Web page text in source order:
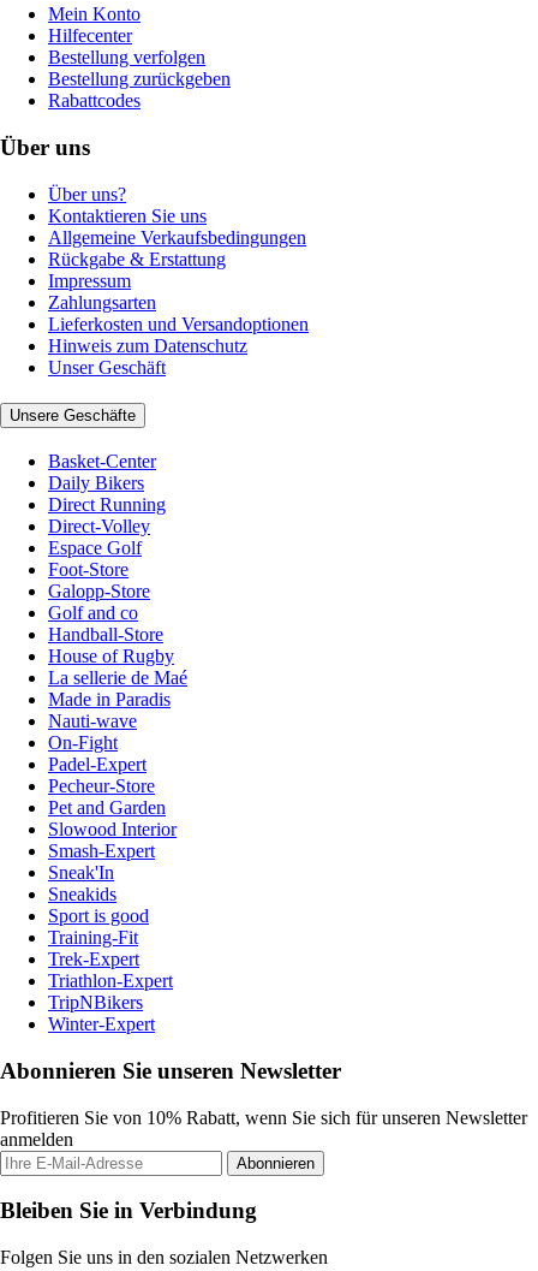
Mein Konto
Hilfecenter
Bestellung verfolgen
Bestellung zurückgeben
Rabattcodes
Über uns
Über uns?
Kontaktieren Sie uns
Allgemeine Verkaufsbedingungen
Rückgabe & Erstattung
Impressum
Zahlungsarten
Lieferkosten und Versandoptionen
Hinweis zum Datenschutz
Unser Geschäft
Unsere Geschäfte
Basket-Center
Daily Bikers
Direct Running
Direct-Volley
Espace Golf
Foot-Store
Galopp-Store
Golf and co
Handball-Store
House of Rugby
La sellerie de Maé
Made in Paradis
Nauti-wave
On-Fight
Padel-Expert
Pecheur-Store
Pet and Garden
Slowood Interior
Smash-Expert
Sneak'In
Sneakids
Sport is good
Training-Fit
Trek-Expert
Triathlon-Expert
TripNBikers
Winter-Expert
Abonnieren Sie unseren Newsletter
Profitieren Sie von 10% Rabatt, wenn Sie sich für unseren Newsletter
anmelden
Abonnieren
Bleiben Sie in Verbindung
Folgen Sie uns in den sozialen Netzwerken